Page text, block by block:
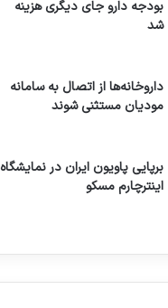
بودجه دارو جای دیگری هزینه
شد
داروخانه‌ها از اتصال به سامانه
مودیان مستثنی شوند
برپایی پاویون ایران در نمایشگاه
اینترچارم مسکو